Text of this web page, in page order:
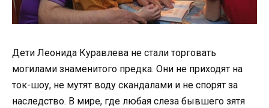
Дети Леонида Куравлева не стали торговать
могилами знаменитого предка. Они не приходят на
ток-шоу, не мутят воду скандалами и не спорят за
наследство. В мире, где любая слеза бывшего зятя